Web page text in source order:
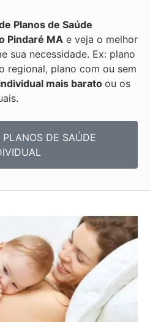
Planos de Saúde
Pindaré MA e veja o melhor
sua necessidade. Ex: plano
regional, plano com ou sem
mais barato ou os
PLANOS DE SAÚDE